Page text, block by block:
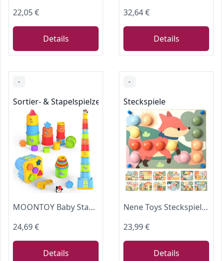
22,05 €
Details
32,64 €
Details
-
Sortier- & Stapelspielzeug
MOONTOY Baby Stapelbecher ab 1 Jahr,Stapelturm,Stapelwürfel ab 12 Monate,Montessori kinderspielzeug ab 1 2 3 Jahr, Badewannen und Sandspielzeug für drinnen, draußen, Lernspielzeug Geschenk
24,69 €
Details
-
Steckspiele
Nene Toys Steckspiel Holz ab 2 Jahre – Montessori Lernspielzeug zur Farbzuordnung & Feinmotorik – Mosaik Button Art Spiel mit 24 Holzsteckern & 12 Karten – Holzspielzeug Kinder
23,99 €
Details